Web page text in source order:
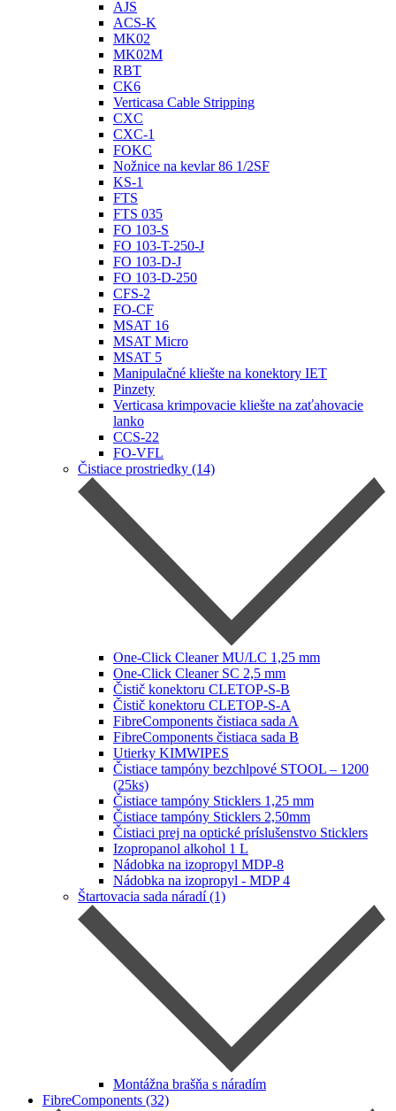
AJS
ACS‐K
MK02
MK02M
RBT
CK6
Verticasa Cable Stripping
CXC
CXC-1
FOKC
Nožnice na kevlar 86 1/2SF
KS‐1
FTS
FTS 035
FO 103‐S
FO 103‐T-250-J
FO 103‐D‐J
FO 103‐D‐250
CFS‐2
FO-CF
MSAT 16
MSAT Micro
MSAT 5
Manipulačné kliešte na konektory IET
Pinzety
Verticasa krimpovacie kliešte na zaťahovacie
lanko
CCS-22
FO-VFL
Čistiace prostriedky (14)
One-Click Cleaner MU/LC 1,25 mm
One-Click Cleaner SC 2,5 mm
Čistič konektoru CLETOP-S-B
Čistič konektoru CLETOP-S-A
FibreComponents čistiaca sada A
FibreComponents čistiaca sada B
Utierky KIMWIPES
Čistiace tampóny bezchlpové STOOL – 1200
(25ks)
Čistiace tampóny Sticklers 1,25 mm
Čistiace tampóny Sticklers 2,50mm
Čistiaci prej na optické príslušenstvo Sticklers
Izopropanol alkohol 1 L
Nádobka na izopropyl MDP-8
Nádobka na izopropyl ‐ MDP 4
Štartovacia sada náradí (1)
Montážna brašňa s náradím
FibreComponents (32)